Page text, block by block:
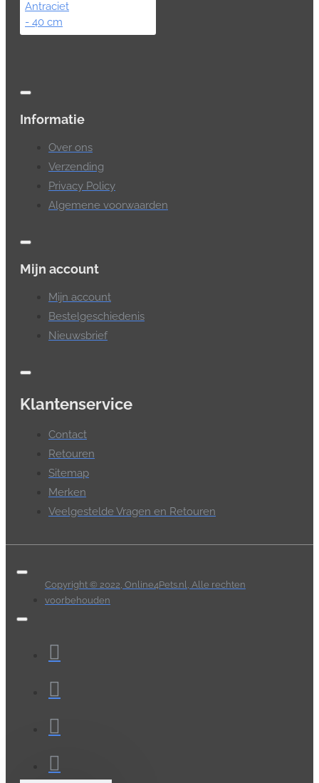
Informatie
Over ons
Verzending
Privacy Policy
Algemene voorwaarden
Mijn account
Mijn account
Bestelgeschiedenis
Nieuwsbrief
Klantenservice
Contact
Retouren
Sitemap
Merken
Veelgestelde Vragen en Retouren
Copyright © 2022, Online4Pets.nl, Alle rechten
voorbehouden